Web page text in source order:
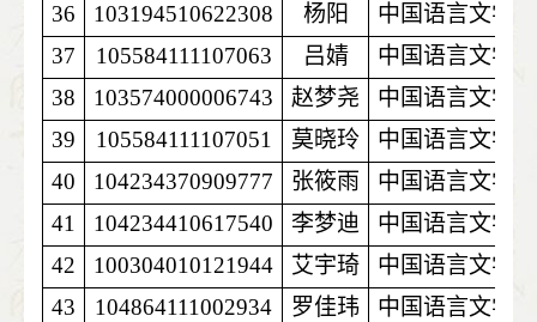
36
103194510622308 杨阳
中国语言文学
37
105584111107063 吕婧
中国语言文学
38
103574000006743 赵梦尧
中国语言文学
39
105584111107051 莫晓玲
中国语言文学
40
104234370909777 张筱雨
中国语言文学
41
104234410617540 李梦迪
中国语言文学
42
100304010121944 艾宇琦
中国语言文学
43
104864111002934 罗佳玮
中国语言文学